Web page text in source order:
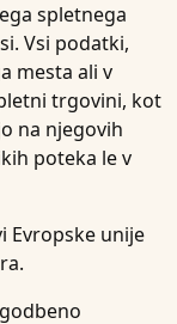
spletnega
Vsi podatki,
mesta ali v
trgovini, kot
na njegovih
poteka le v
Evropske unije